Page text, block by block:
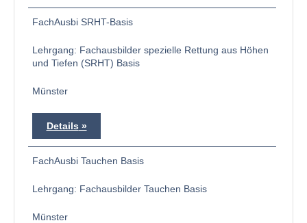
FachAusbi SRHT-Basis
Lehrgang: Fachausbilder spezielle Rettung aus Höhen
und Tiefen (SRHT) Basis
Münster
Details
FachAusbi Tauchen Basis
Lehrgang: Fachausbilder Tauchen Basis
Münster